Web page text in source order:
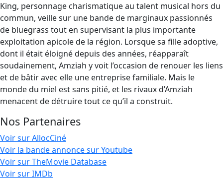
King, personnage charismatique au talent musical hors du
commun, veille sur une bande de marginaux passionnés
de bluegrass tout en supervisant la plus importante
exploitation apicole de la région. Lorsque sa fille adoptive,
dont il était éloigné depuis des années, réapparaît
soudainement, Amziah y voit l’occasion de renouer les liens
et de bâtir avec elle une entreprise familiale. Mais le
monde du miel est sans pitié, et les rivaux d’Amziah
menacent de détruire tout ce qu’il a construit.
Nos Partenaires
Voir sur AllocCiné
Voir la bande annonce sur Youtube
Voir sur TheMovie Database
Voir sur IMDb